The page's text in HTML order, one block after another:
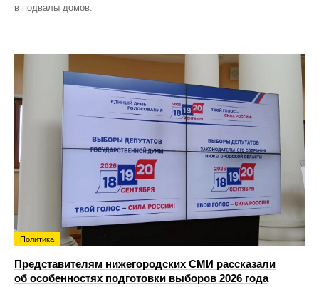
в подвалы домов.
Политика
Представителям нижегородских СМИ рассказали
об особенностях подготовки выборов 2026 года